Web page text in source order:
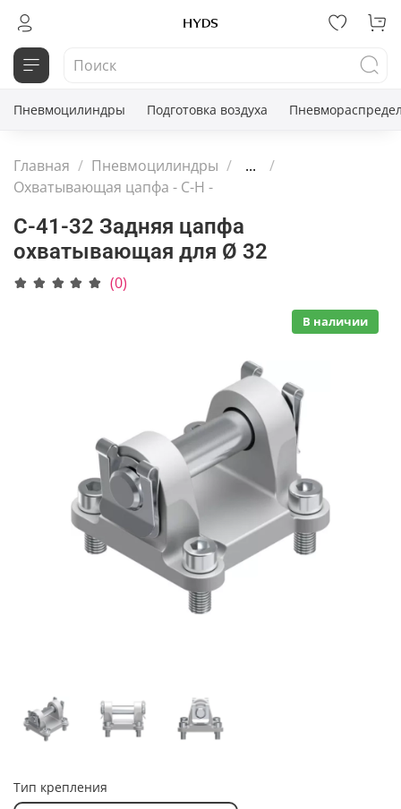
Пневмоцилиндры Подготовка воздуха
Главная Пневмоцилиндры
...
Охватывающая цапфа - С-H -
C-41-32 Задняя цапфа
охватывающая для Ø 32
(0)
В наличии
Тип крепления